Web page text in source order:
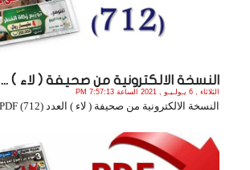
النسخة الالكترونية من صحيفة ( لاء ) ...
الثلاثاء , 6 يـولـيـو , 2021 الساعة 7:57:13 PM
النسخة الالكترونية من صحيفة ( لاء ) العدد (712) PDF. .